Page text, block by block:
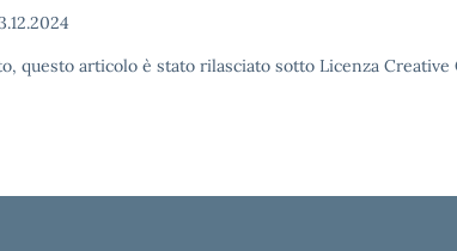
questo articolo è stato rilasciato sotto Licenza